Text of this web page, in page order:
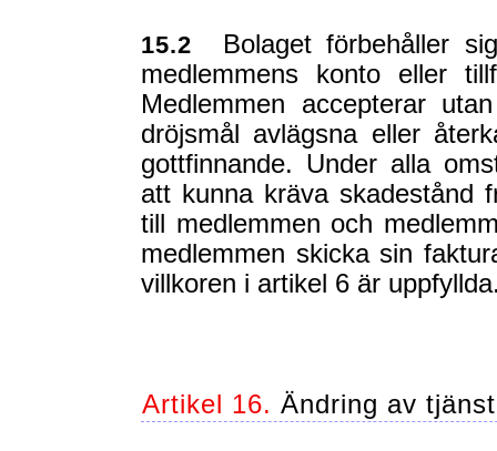
15.2 Bolaget förbehåller
medlemmens konto eller
Medlemmen accepterar
dröjsmål avlägsna eller
gottfinnande. Under alla
att kunna kräva skadestånd
till medlemmen och
medlemmen skicka sin
villkoren i artikel 6 är
Artikel 16. Ändring av